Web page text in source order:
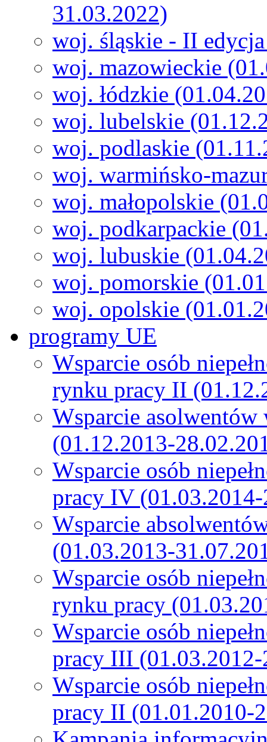
31.03.2022)
woj. śląskie - II
woj. mazowieckie
woj. łódzkie
woj. lubelskie
woj. podlaskie
woj. warmińsko-
woj. małopolskie
woj. podkarpackie
woj. lubuskie
woj. pomorskie
woj. opolskie
programy UE
Wsparcie osób
rynku pracy II
Wsparcie
(01.12.2013-
Wsparcie osób
pracy IV
Wsparcie
(01.03.2013-
Wsparcie osób
rynku pracy
Wsparcie osób
pracy III
Wsparcie osób
pracy II (01.01.2010-